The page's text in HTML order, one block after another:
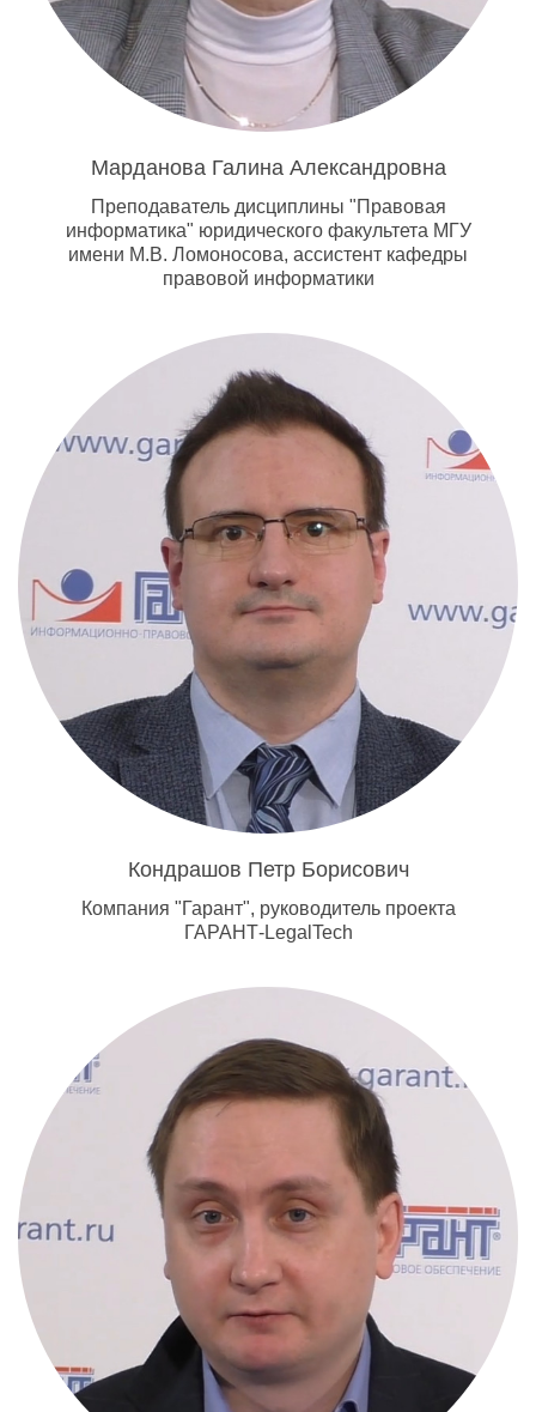
Марданова Галина Александровна
Преподаватель дисциплины "Правовая
информатика" юридического факультета МГУ
имени М.В. Ломоносова, ассистент кафедры
правовой информатики
Кондрашов Петр Борисович
Компания "Гарант", руководитель проекта
ГАРАНТ-LegalTech